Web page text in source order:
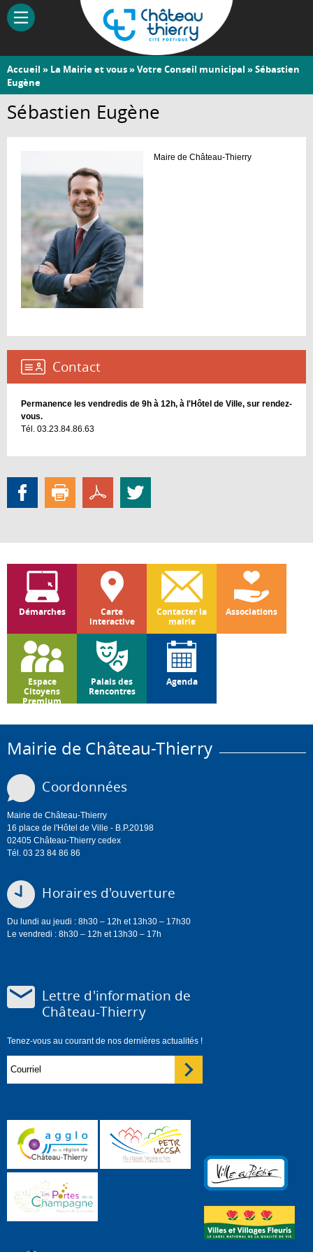
Aller
contenu
Château-
Thierry
Vous
êtes
ici
Accueil » La Mairie et vous»Votre Conseil municipal » Sébastien
Eugène
Sébastien Eugène
Maire de Château-Thierry
Contact :
Permanence les vendredis de 9h à 12h, à l'Hôtel de Ville, sur rendez-
vous.
Tél. 03.23.84.86.63
Démarches
Carte
interactive
Contacter la
mairie
Associations
Espace
Citoyens
Premium
Palais des
Rencontres
Agenda
Mairie de Château-Thierry
Coordonnées
Mairie de Château-Thierry
16 place de l'Hôtel de Ville - B.P.20198
02405 Château-Thierry cedex
Tél. 03 23 84 86 86
Horaires d'ouverture
Du lundi au jeudi : 8h30 – 12h et 13h30 – 17h30
Le vendredi : 8h30 – 12h et 13h30 – 17h
Lettre d'information de
Château-Thierry
Tenez-vous au courant de nos dernières actualités !